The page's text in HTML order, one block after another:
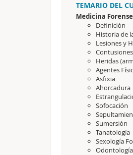
TEMARIO DEL
Medicina Forense
Definición
Historia de
Lesiones y
Heridas
Agentes
Asfixia
Ahorcadura
Sofocación
Sumersión
Tanatología
Sexología